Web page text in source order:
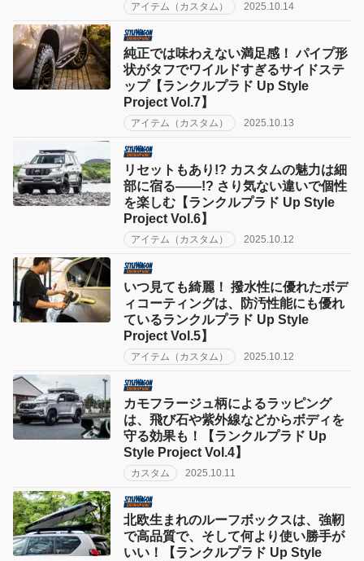
アイテム（カスタム） 2025.10.14
純正では味わえない満足感！ パイプ形
状がタフでワイルドすぎるサイドステ
ップ【ランクルプラド Up Style
Project Vol.7】
アイテム（カスタム） 2025.10.13
リセットもあり!? カスタムの魅力は細
部に宿る——!? さり気ない違いで個性
を楽しむ【ランクルプラド Up Style
Project Vol.6】
アイテム（カスタム） 2025.10.12
いつ見ても綺麗！ 撥水性に優れたボデ
ィコーティングは、防汚性能にも優れ
ているランクルプラド Up Style
Project Vol.5】
アイテム（カスタム） 2025.10.12
カモフラージュ柄によるラッピング
は、飛び石や紫外線などからボディを
守る効果も！【ランクルプラド Up
Style Project Vol.4】
カスタム 2025.10.11
北欧生まれのルーフボックスは、強靭
で高品質で、そして何より使い勝手が
いい！【ランクルプラド Up Style